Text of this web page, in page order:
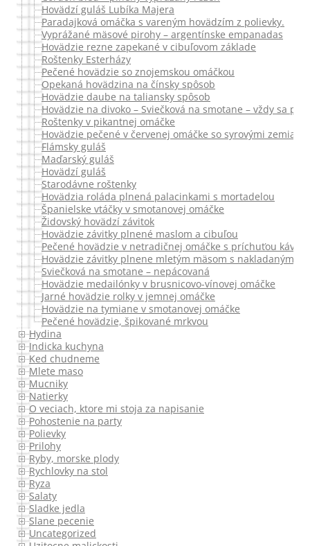
Hovädzí guláš Lubíka Majera
Paradajková omáčka s vareným hovädzím z polievky.
Vyprážané mäsové pirohy – argentínske empanadas
Hovädzie rezne zapekané v cibuľovom základe
Roštenky Esterházy
Pečené hovädzie so znojemskou omáčkou
Opekaná hovädzina na čínsky spôsob
Hovädzie daube na taliansky spôsob
Hovädzie na divoko – Sviečková na smotane – vždy sa
Roštenky v pikantnej omáčke
Hovädzie pečené v červenej omáčke so syrovými
Flámsky guláš
Maďarský guláš
Hovädzí guláš
Starodávne roštenky
Hovädzia roláda plnená palacinkami s mortadelou
Španielske vtáčky v smotanovej omáčke
Židovský hovädzí závitok
Hovädzie závitky plnené maslom a cibuľou
Pečené hovädzie v netradičnej omáčke s príchuťou kávy
Hovädzie závitky plnene mletým mäsom s nakladaným
Sviečková na smotane – nepácovaná
Hovädzie medailónky v brusnicovo-vínovej omáčke
Jarné hovädzie rolky v jemnej omáčke
Hovädzie na tymiane v smotanovej omáčke
Pečené hovädzie, špikované mrkvou
Hydina
Indicka kuchyna
Ked chudneme
Mlete maso
Mucniky
Natierky
O veciach, ktore mi stoja za napisanie
Pohostenie na party
Polievky
Prilohy
Ryby, morske plody
Rychlovky na stol
Ryza
Salaty
Sladke jedla
Slane pecenie
Uncategorized